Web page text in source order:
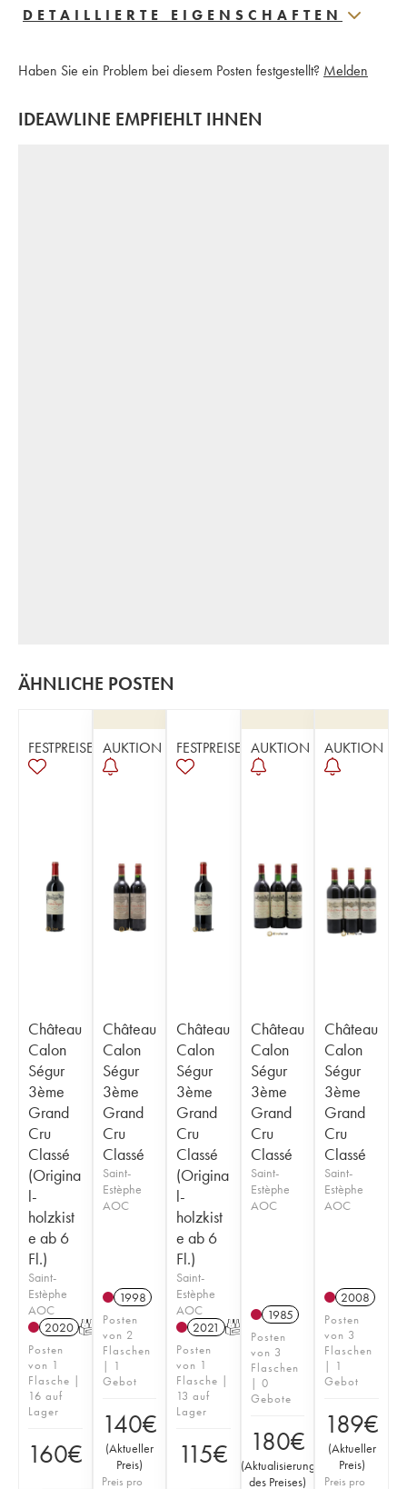
DETAILLIERTE EIGENSCHAFTEN
Haben Sie ein Problem bei diesem Posten festgestellt? Melden
IDEAWLINE EMPFIEHLT IHNEN
ÄHNLICHE POSTEN
FESTPREISE
Château
Calon
Ségur
3ème
Grand
Cru
Classé
(Origina
l-
holzkist
e ab 6
Fl.)
Saint-
Estèphe
AOC
2020 T
Posten
von 1
Flasche |
16 auf
Lager
160€
AUKTION
Château
Calon
Ségur
3ème
Grand
Cru
Classé
Saint-
Estèphe
AOC
1998
Posten
von 2
Flaschen
| 1
Gebot
140€
(Aktueller
Preis)
Preis pro
FESTPREISE
Château
Calon
Ségur
3ème
Grand
Cru
Classé
(Origina
l-
holzkist
e ab 6
Fl.)
Saint-
Estèphe
AOC
2021 T
Posten
von 1
Flasche |
13 auf
Lager
115€
AUKTION
Château
Calon
Ségur
3ème
Grand
Cru
Classé
Saint-
Estèphe
AOC
1985
Posten
von 3
Flaschen
| 0
Gebote
180€
(Aktualisierung
des Preises)
AUKTION
Château
Calon
Ségur
3ème
Grand
Cru
Classé
Saint-
Estèphe
AOC
2008
Posten
von 3
Flaschen
| 1
Gebot
189€
(Aktueller
Preis)
Preis pro